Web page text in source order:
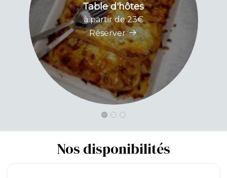
Table d'hôtes
à partir de 23€
Réserver
Nos disponibilités